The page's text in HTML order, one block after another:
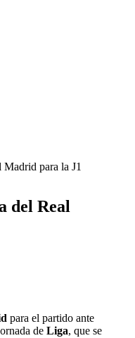
para la J1
del Real
para el partido ante
de Liga, que se